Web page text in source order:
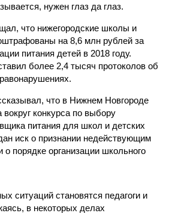
нужен глаз да глаз.
что нижегородские школы и
на 8,6 млн рублей за
питания детей в 2018 году.
более 2,4 тысяч протоколов об
что в Нижнем Новгороде
конкурса по выбору
питания для школ и детских
иск о признании недействующим
о порядке организации школьного
ситуаций становятся педагоги и
в некоторых делах